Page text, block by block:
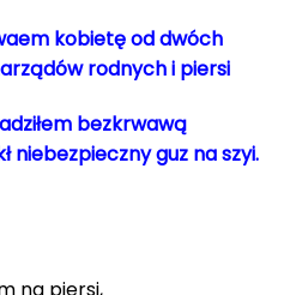
kobietę od dwóch
rodnych i piersi
bezkrwawą
niebezpieczny guz na szyi.
na piersi,